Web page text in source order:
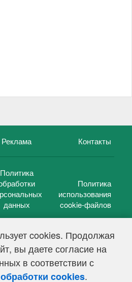
cookies. Продолжая
вы даете согласие на
в соответствии с
cookies.
Реклама Контакты
Политика
данных
Политика
использования
cookie-файлов
— 2026 г.
СМИ Эл № ФС 77-39848, выдано
в сфере связи,